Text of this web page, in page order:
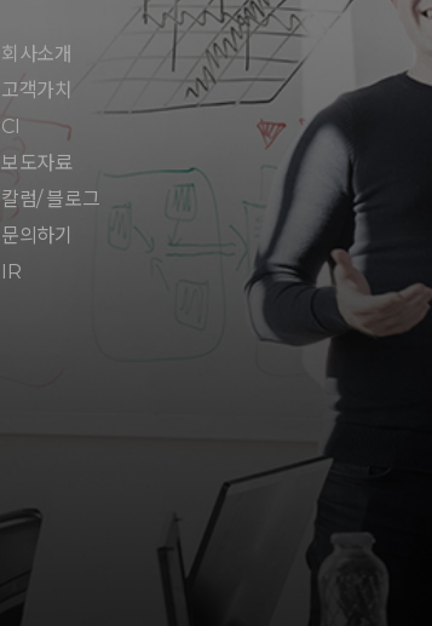
회사소개
고객가치
CI
보도자료
칼럼/ 블로그
문의하기
IR